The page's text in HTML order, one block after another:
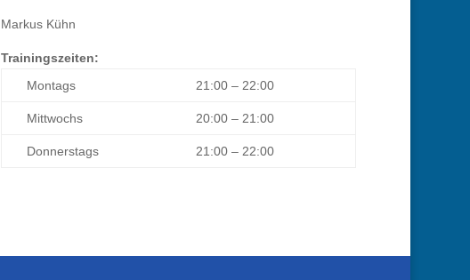
Markus Kühn
Trainingszeiten:
Montags
21:00 – 22:00
Mittwochs 20:00 – 21:00
Donnerstags 21:00 – 22:00